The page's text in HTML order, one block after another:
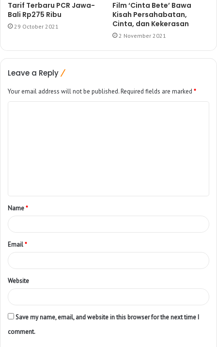
Tarif Terbaru PCR Jawa-
Bali Rp275 Ribu
29 October 2021
Film ‘Cinta Bete’ Bawa
Kisah Persahabatan,
Cinta, dan Kekerasan
2 November 2021
Leave a Reply
Your email address will not be published.Required fields are marked *
Name*
Email*
Website
Save my name, email, and website in this browser for the next time I
comment.